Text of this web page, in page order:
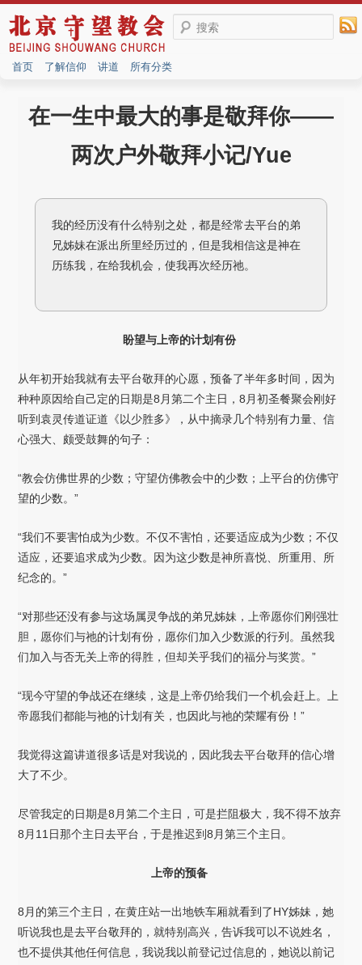
搜索
首页 了解信仰 讲道 所有分类
在一生中最大的事是敬拜你——
两次户外敬拜小记/Yue
我的经历没有什么特别之处，都是经常去平台的弟
兄姊妹在派出所里经历过的，但是我相信这是神在
历练我，在给我机会，使我再次经历祂。
盼望与上帝的计划有份
从年初开始我就有去平台敬拜的心愿，预备了半年多时间，因为
种种原因给自己定的日期是8月第二个主日，8月初圣餐聚会刚好
听到袁灵传道证道《以少胜多》，从中摘录几个特别有力量、信
心强大、颇受鼓舞的句子：
“教会仿佛世界的少数；守望仿佛教会中的少数；上平台的仿佛守
望的少数。”
“我们不要害怕成为少数。不仅不害怕，还要适应成为少数；不仅
适应，还要追求成为少数。因为这少数是神所喜悦、所重用、所
纪念的。”
“对那些还没有参与这场属灵争战的弟兄姊妹，上帝愿你们刚强壮
胆，愿你们与祂的计划有份，愿你们加入少数派的行列。虽然我
们加入与否无关上帝的得胜，但却关乎我们的福分与奖赏。”
“现今守望的争战还在继续，这是上帝仍给我们一个机会赶上。上
帝愿我们都能与祂的计划有关，也因此与祂的荣耀有份！”
我觉得这篇讲道很多话是对我说的，因此我去平台敬拜的信心增
大了不少。
尽管我定的日期是8月第二个主日，可是拦阻极大，我不得不放弃
8月11日那个主日去平台，于是推迟到8月第三个主日。
上帝的预备
8月的第三个主日，在黄庄站一出地铁车厢就看到了HY姊妹，她
听说我也是去平台敬拜的，就特别高兴，告诉我可以不说姓名，
也不提供其他任何信息，我说我以前登记过信息的，她说以前记